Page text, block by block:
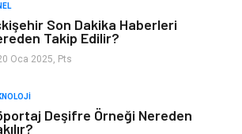
Son Dakika Haberleri
Takip Edilir?
Oca 2025, Pts
Deşifre Örneği Nereden